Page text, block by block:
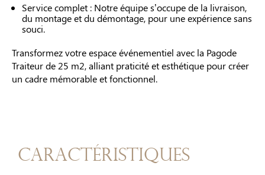
Service complet : Notre équipe s’occupe de la livraison,
du montage et du démontage, pour une expérience sans
souci.
Transformez votre espace événementiel avec la Pagode
Traiteur de 25 m2, alliant praticité et esthétique pour créer
un cadre mémorable et fonctionnel.
Caractéristiques